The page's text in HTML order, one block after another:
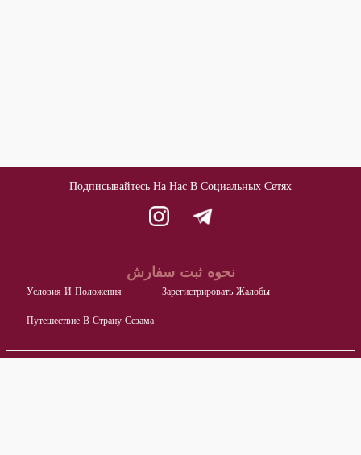
Подписывайтесь На Нас В Социальных Сетях
نحوه ثبت سفارش
Условия И Положения Зарегистрировать Жалобы
Путешествие В Страну Сезама